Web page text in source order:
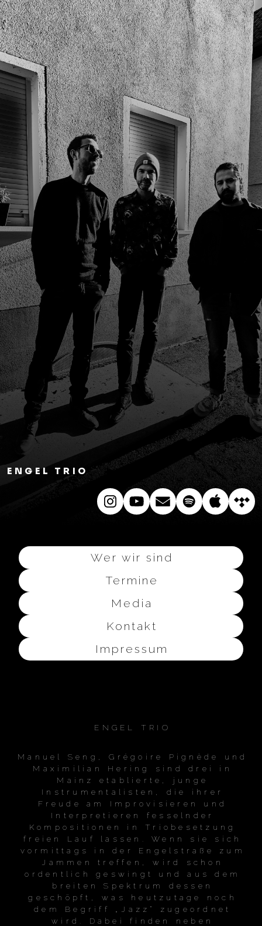
ENGEL TRIO
Wer wir sind
Termine
Media
Kontakt
Impressum
ENGEL TRIO
Manuel Seng, Grégoire Pignède und
Maximilian Hering sind drei in
Mainz etablierte, junge
Instrumentalisten, die ihrer
Freude am Improvisieren und
Interpretieren fesselnder
Kompositionen in Triobesetzung
freien Lauf lassen. Wenn sie sich
vormittags in der Engelstraße zum
Jammen treffen, wird schon
ordentlich geswingt und aus dem
breiten Spektrum dessen
geschöpft, was heutzutage noch
dem Begriff „Jazz“ zugeordnet
wird. Dabei finden neben